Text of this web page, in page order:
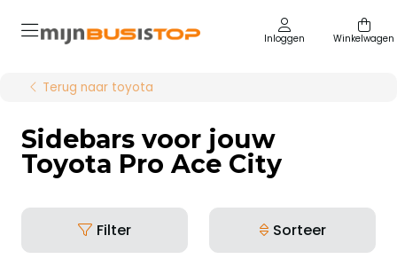
Inloggen Winkelwagen
Terug naar toyota
Sidebars voor jouw
Toyota Pro Ace City
Filter Sorteer